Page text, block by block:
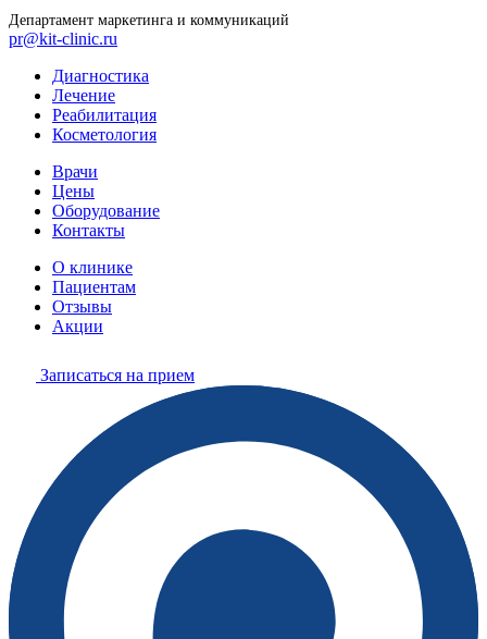
Департамент маркетинга и коммуникаций
pr@kit-clinic.ru
Диагностика
Лечение
Реабилитация
Косметология
Врачи
Цены
Оборудование
Контакты
О клинике
Пациентам
Отзывы
Акции
Записаться на прием